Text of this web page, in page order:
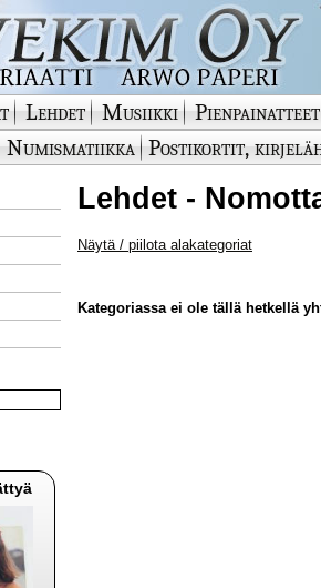
Lehdet Musiikki Pienpainatteet
Numismatiikka Postikortit,
Lehdet -
Näytä / piilota alakategoriat
Kategoriassa ei ole tällä hetkellä